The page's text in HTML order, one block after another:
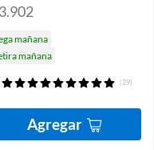
mañana
mañana
(29)
Agregar